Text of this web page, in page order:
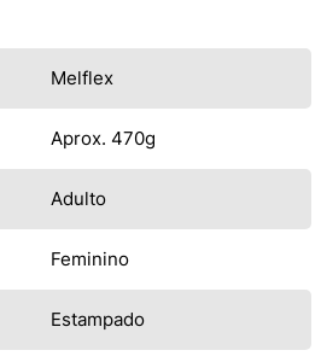
Melflex
Aprox. 470g
Adulto
Feminino
Estampado